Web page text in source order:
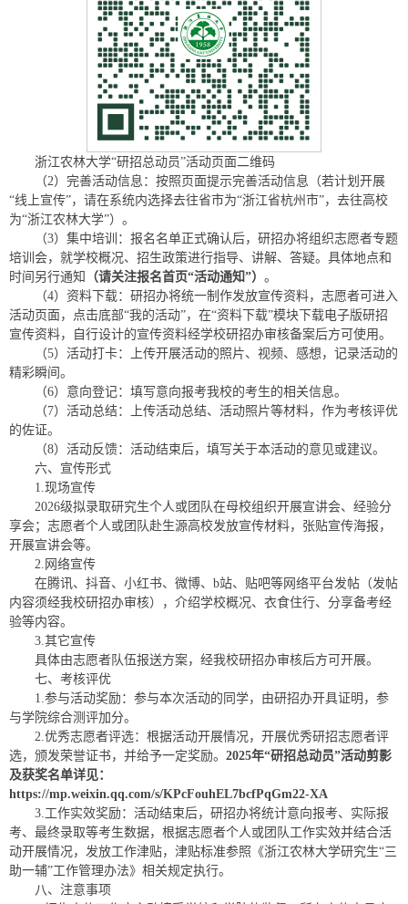
浙江农林大学“研招总动员”活动页面二维码
（2）完善活动信息：按照页面提示完善活动信息（若计划开展
“线上宣传”，请在系统内选择去往省市为“浙江省杭州市”，去往高校
为“浙江农林大学”）。
（3）集中培训：报名名单正式确认后，研招办将组织志愿者专题
培训会，就学校概况、招生政策进行指导、讲解、答疑。具体地点和
时间另行通知
（请关注报名首页“活动通知”） 。
（4）资料下载：研招办将统一制作发放宣传资料，志愿者可进入
活动页面，点击底部“我的活动”，在“资料下载”模块下载电子版研招
宣传资料，自行设计的宣传资料经学校研招办审核备案后方可使用。
（5）活动打卡：上传开展活动的照片、视频、感想，记录活动的
精彩瞬间。
（6）意向登记：填写意向报考我校的考生的相关信息。
（7）活动总结：上传活动总结、活动照片等材料，作为考核评优
的佐证。
（8）活动反馈：活动结束后，填写关于本活动的意见或建议。
六、宣传形式
1.现场宣传
2026级拟录取研究生个人或团队在母校组织开展宣讲会、经验分
享会；志愿者个人或团队赴生源高校发放宣传材料，张贴宣传海报，
开展宣讲会等。
2.网络宣传
在腾讯、抖音、小红书、微博、b站、贴吧等网络平台发帖（发帖
内容须经我校研招办审核），介绍学校概况、衣食住行、分享备考经
验等内容。
3.其它宣传
具体由志愿者队伍报送方案，经我校研招办审核后方可开展。
七、考核评优
1.参与活动奖励：参与本次活动的同学，由研招办开具证明，参
与学院综合测评加分。
2.优秀志愿者评选：根据活动开展情况，开展优秀研招志愿者评
选，颁发荣誉证书，并给予一定奖励。 2025年“研招总动员”活动剪影
及获奖名单详见：
https://mp.weixin.qq.com/s/KPcFouhEL7bcfPqGm22-XA
3.工作实效奖励：活动结束后，研招办将统计意向报考、实际报
考、最终录取等考生数据，根据志愿者个人或团队工作实效并结合活
动开展情况，发放工作津贴，津贴标准参照《浙江农林大学研究生“三
助一辅”工作管理办法》相关规定执行。
八、注意事项